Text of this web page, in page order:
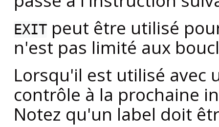
EXIT peut être utilisé
n'est pas limité aux
Lorsqu'il est utilisé avec
contrôle à la prochaine
Notez qu'un label doit